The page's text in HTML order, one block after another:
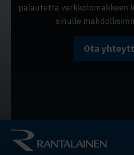
palautetta verkkolomakkeen
sinulle
Ota